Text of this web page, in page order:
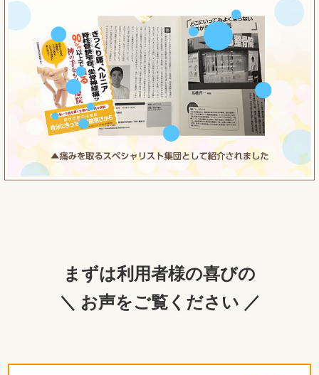
まずは利用者様の喜びの
＼ お声をご覧ください ／